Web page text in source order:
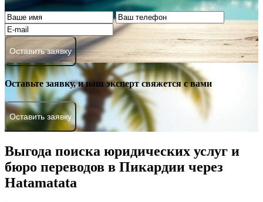
Оставить заявку
Оставьте заявку, и наш эксперт свяжется с вами
Оставить заявку
Выгода поиска юридических услуг и
бюро переводов в Пикардии через
Hatamatata